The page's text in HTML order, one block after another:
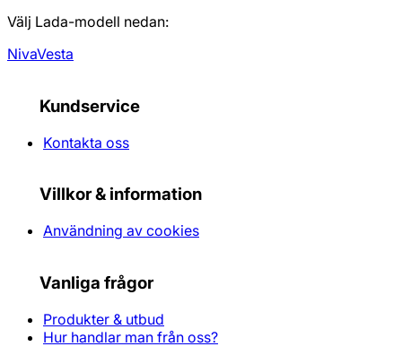
Välj Lada-modell nedan:
NivaVesta
Kundservice
Kontakta oss
Villkor & information
Användning av cookies
Vanliga frågor
Produkter & utbud
Hur handlar man från oss?